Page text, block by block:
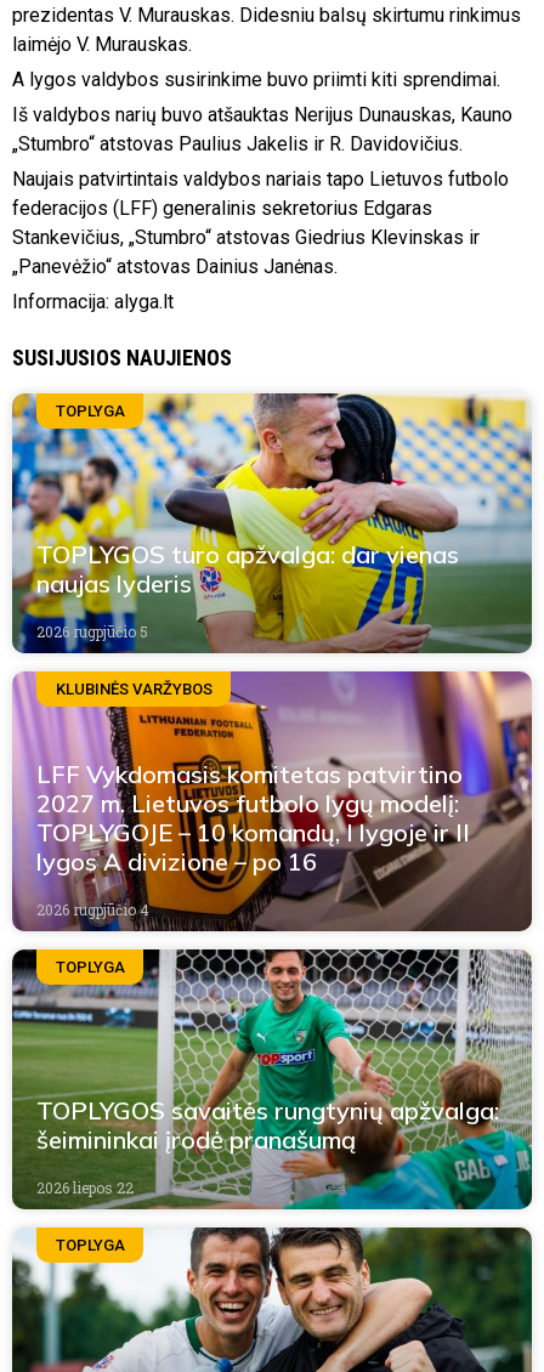
prezidentas V. Murauskas. Didesniu balsų skirtumu rinkimus
laimėjo V. Murauskas.
A lygos valdybos susirinkime buvo priimti kiti sprendimai.
Iš valdybos narių buvo atšauktas Nerijus Dunauskas, Kauno
„Stumbro“ atstovas Paulius Jakelis ir R. Davidovičius.
Naujais patvirtintais valdybos nariais tapo Lietuvos futbolo
federacijos (LFF) generalinis sekretorius Edgaras
Stankevičius, „Stumbro“ atstovas Giedrius Klevinskas ir
„Panevėžio“ atstovas Dainius Janėnas.
Informacija: alyga.lt
SUSIJUSIOS NAUJIENOS
TOPLYGA
TOPLYGOS turo apžvalga: dar vienas
naujas lyderis
2026 rugpjūčio 5
KLUBINĖS VARŽYBOS
LFF Vykdomasis komitetas patvirtino
2027 m. Lietuvos futbolo lygų modelį:
TOPLYGOJE – 10 komandų, I lygoje ir II
lygos A divizione – po 16
2026 rugpjūčio 4
TOPLYGA
TOPLYGOS savaitės rungtynių apžvalga:
šeimininkai įrodė pranašumą
2026 liepos 22
TOPLYGA